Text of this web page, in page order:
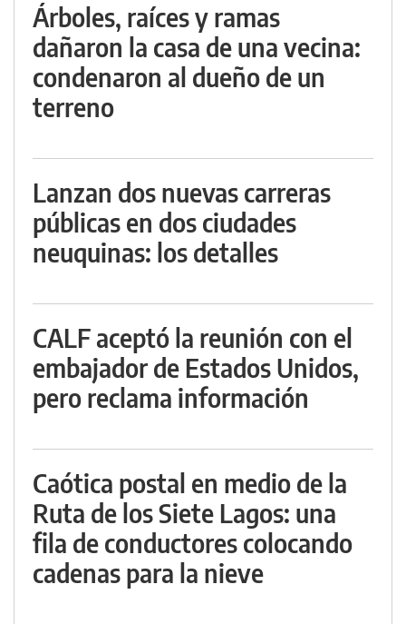
Árboles, raíces y ramas
dañaron la casa de una vecina:
condenaron al dueño de un
terreno
Lanzan dos nuevas carreras
públicas en dos ciudades
neuquinas: los detalles
CALF aceptó la reunión con el
embajador de Estados Unidos,
pero reclama información
Caótica postal en medio de la
Ruta de los Siete Lagos: una
fila de conductores colocando
cadenas para la nieve